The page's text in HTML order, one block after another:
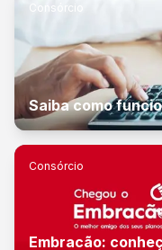
Consórcio
Saiba como
Consórcio
Embracão: